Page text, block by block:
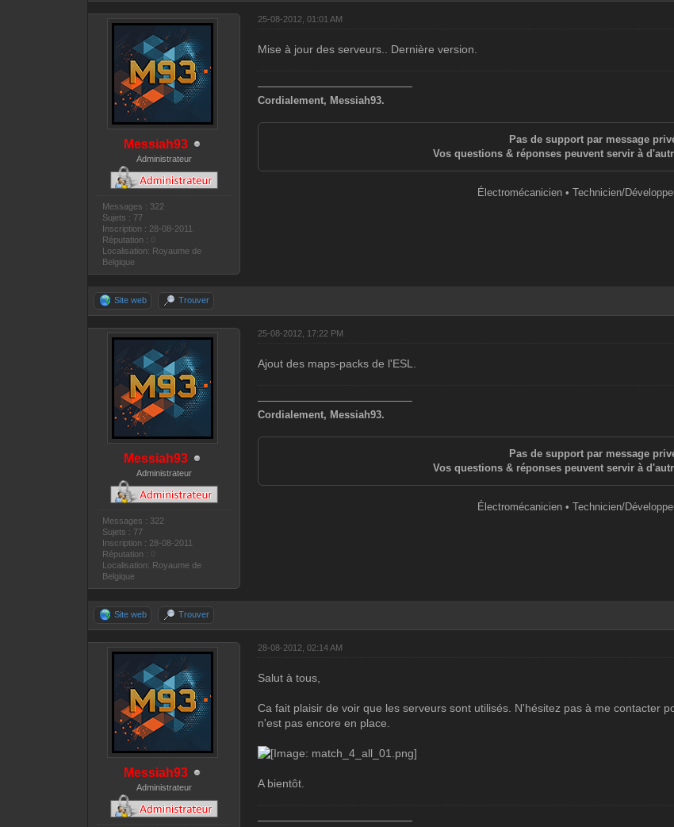
Messiah93
Administrateur
Messages : 322
Sujets : 77
Inscription : 28-08-2011
Réputation :
Localisation: Royaume de
Belgique
25-08-2012, 01:01 AM
Mise à jour des serveurs.. Dernière version.
———————————————
Cordialement, Messiah93.
Pas de support par message
Vos questions & réponses peuvent servir à
Électromécanicien • Technicien/
Site web Trouver
Messiah93
Administrateur
Messages : 322
Sujets : 77
Inscription : 28-08-2011
Réputation :
Localisation: Royaume de
Belgique
25-08-2012, 17:22 PM
Ajout des maps-packs de l'ESL.
———————————————
Cordialement, Messiah93.
Pas de support par message
Vos questions & réponses peuvent servir à
Électromécanicien • Technicien/
Site web Trouver
Messiah93
Administrateur
28-08-2012, 02:14 AM
Salut à tous,
Ca fait plaisir de voir que les serveurs sont utilisés. N'hésitez pas à me contacter
n'est pas encore en place.
A bientôt.
———————————————